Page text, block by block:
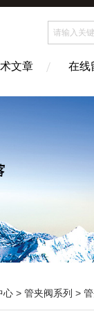
文章 在线
心 > 管夹阀系列 >